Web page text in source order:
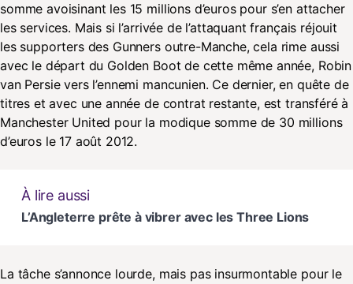
somme avoisinant les 15 millions d’euros pour s’en attacher
les services. Mais si l’arrivée de l’attaquant français réjouit
les supporters des Gunners outre-Manche, cela rime aussi
avec le départ du Golden Boot de cette même année, Robin
van Persie vers l’ennemi mancunien. Ce dernier, en quête de
titres et avec une année de contrat restante, est transféré à
Manchester United pour la modique somme de 30 millions
d’euros le 17 août 2012.
À lire aussi
L’Angleterre prête à vibrer avec les Three Lions
La tâche s’annonce lourde, mais pas insurmontable pour le